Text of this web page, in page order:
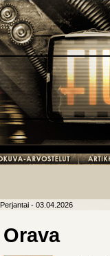
Perjantai - 03.04.2026
Orava